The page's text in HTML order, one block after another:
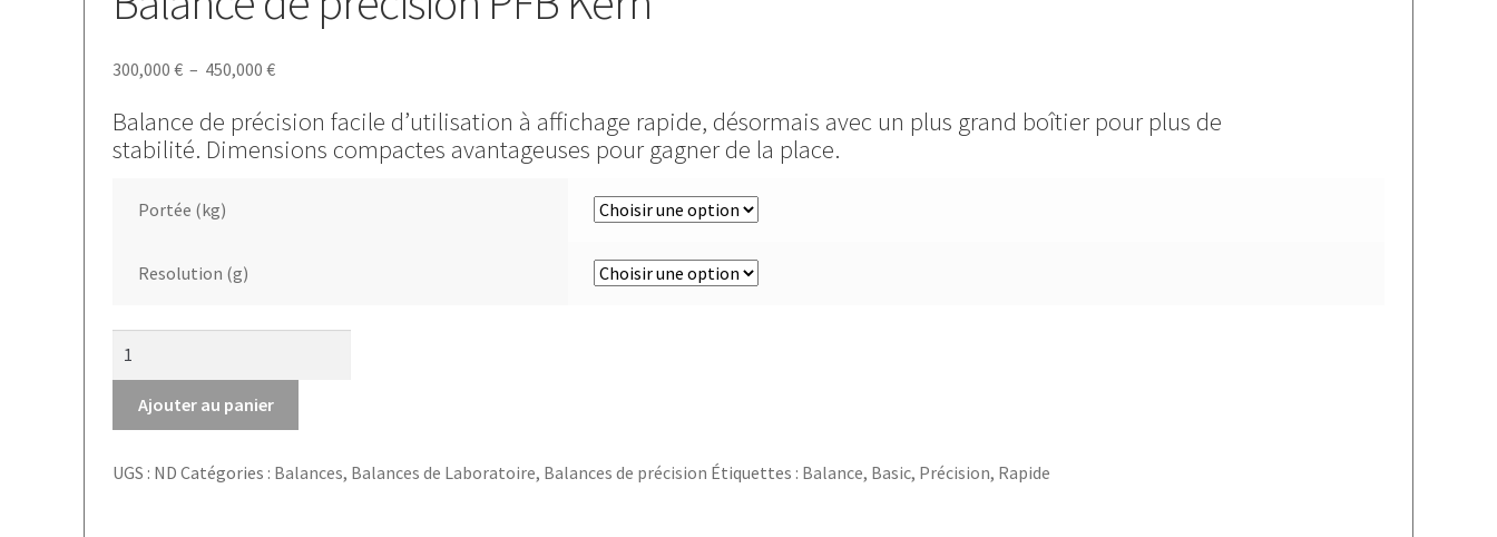
300,000 € – 450,000 €Plage
prix :
300,000 €
Balance de précision facile d’utilisation à affichage rapide, désormais avec un plus grand boîtier pour plus de
stabilité. Dimensions compactes avantageuses pour gagner de la place.
Portée (kg)
Resolution (g)
Balance
de
PFB
Ajouter au panier
UGS : ND Catégories : Balances, Balances de Laboratoire, Balances de précision Étiquettes : Balance, Basic, Précision, Rapide